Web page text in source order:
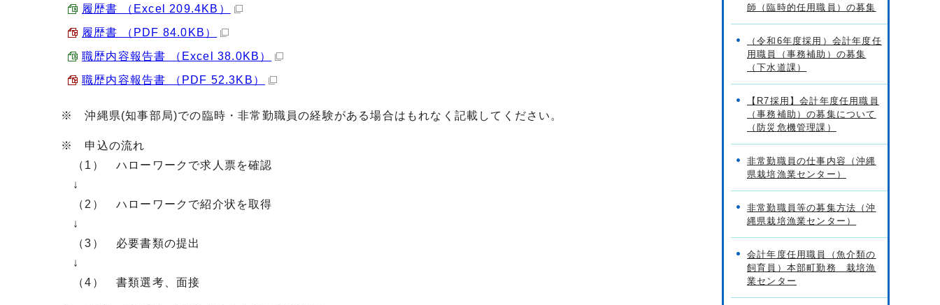
履歴書 （Excel 209.4KB）
履歴書 （PDF 84.0KB）
職歴内容報告書 （Excel 38.0KB）
職歴内容報告書 （PDF 52.3KB）
※ 沖縄県(知事部局)での臨時・非常勤職員の経験がある場合はもれなく記載してください。
※ 申込の流れ
（1） ハローワークで求人票を確認
↓
（2） ハローワークで紹介状を取得
↓
（3） 必要書類の提出
↓
（4） 書類選考、面接
師（臨時的任用職員）の募集
（令和6年度採用）会計年度任
用職員（事務補助）の募集
（下水道課）
【R7採用】会計年度任用職員
（事務補助）の募集について
（防災危機管理課）
非常勤職員の仕事内容（沖縄
県栽培漁業センター）
非常勤職員等の募集方法（沖
縄県栽培漁業センター）
会計年度任用職員（魚介類の
飼育員）本部町勤務 栽培漁
業センター